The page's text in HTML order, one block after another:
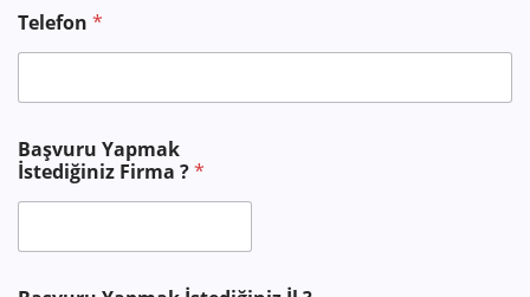
Telefon*
i
r
m
A
F
Başvuru Yapmak
İstediğiniz Firma ?*